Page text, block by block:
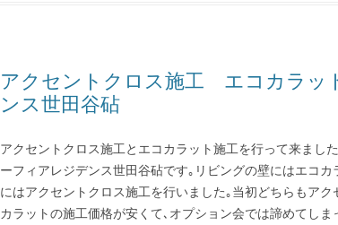
アクセントクロス施工 エコカラッ
ンス世田谷砧
アクセントクロス施工とエコカラット施工を行って来まし
ーフィアレジデンス世田谷砧です｡リビングの壁にはエコ
にはアクセントクロス施工を行いました｡当初どちらもア
カラットの施工価格が安くて､オプション会では諦めてし